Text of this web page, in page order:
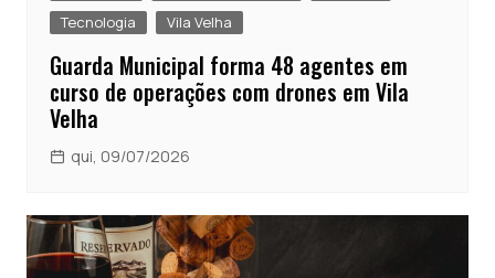
Tecnologia
Vila Velha
Guarda Municipal forma 48 agentes em
curso de operações com drones em Vila
Velha
qui, 09/07/2026